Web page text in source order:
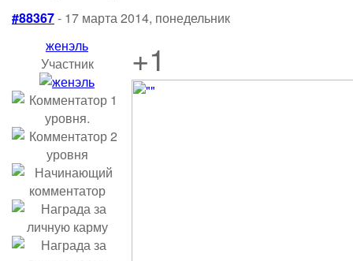
#88367- 17 марта 2014, понедельник
женэль
Участник
+1